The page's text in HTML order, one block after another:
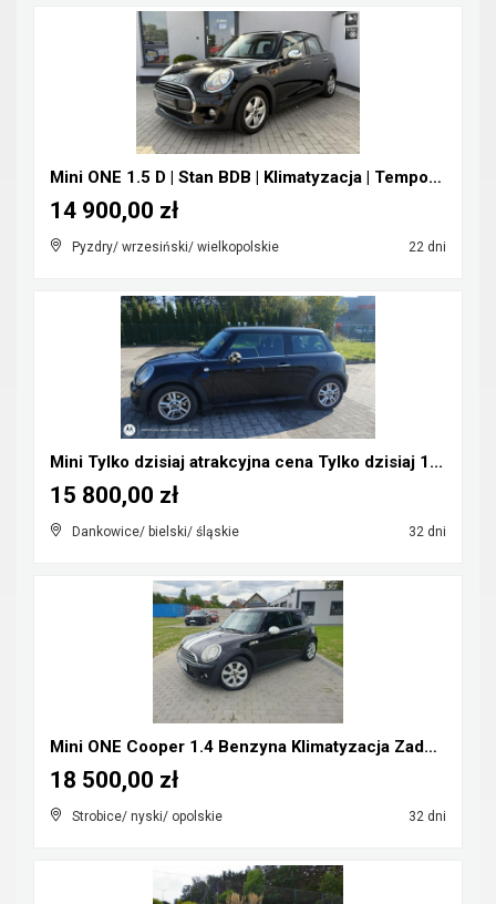
Mini ONE 1.5 D | Stan BDB | Klimatyzacja | Tempoma...
Pyzdry/ wrzesiński/ wielkopolskie 22 dni
14 900,00 zł
Mini Tylko dzisiaj atrakcyjna cena Tylko dzisiaj 1...
Dankowice/ bielski/ śląskie 32 dni
15 800,00 zł
Mini ONE Cooper 1.4 Benzyna Klimatyzacja Zadbany R...
Strobice/ nyski/ opolskie 32 dni
18 500,00 zł